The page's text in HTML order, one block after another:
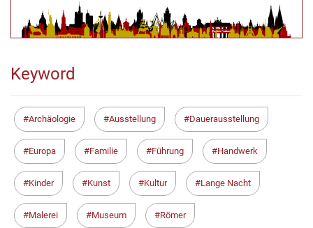
Keyword
Archäologie Ausstellung Dauerausstellung
Europa Familie Führung Handwerk
Kinder Kunst Kultur Lange Nacht
Malerei Museum Römer